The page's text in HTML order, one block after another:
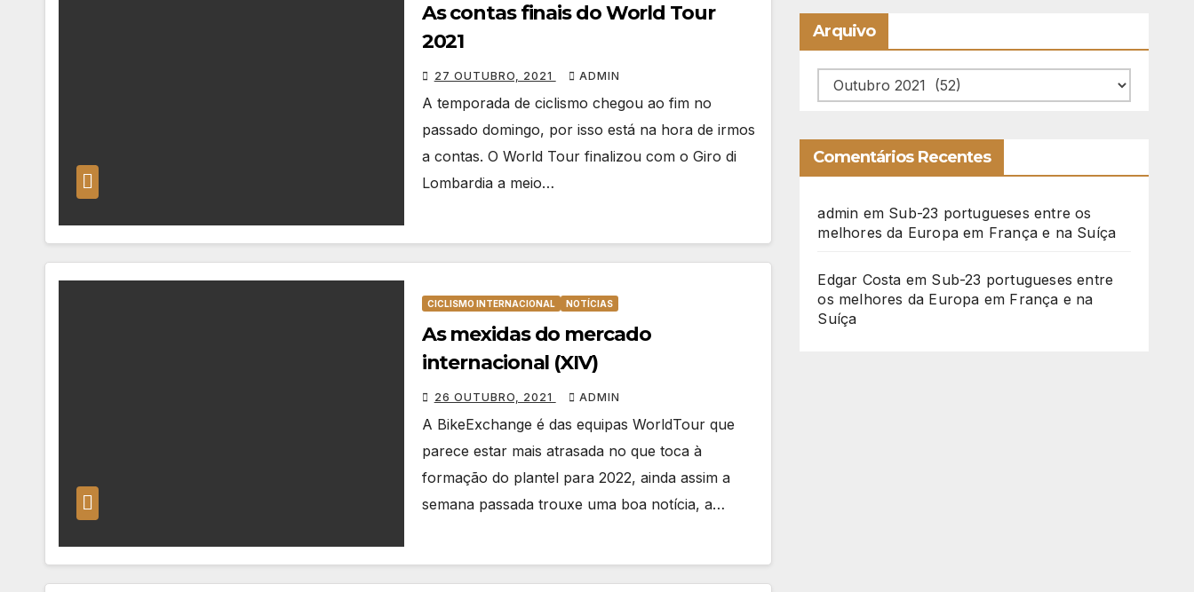
As contas finais do World Tour
2021
27 OUTUBRO, 2021 ADMIN
A temporada de ciclismo chegou ao fim no
passado domingo, por isso está na hora de irmos
a contas. O World Tour finalizou com o Giro di
Lombardia a meio…
CICLISMO INTERNACIONAL NOTÍCIAS
As mexidas do mercado
internacional (XIV)
26 OUTUBRO, 2021 ADMIN
A BikeExchange é das equipas WorldTour que
parece estar mais atrasada no que toca à
formação do plantel para 2022, ainda assim a
semana passada trouxe uma boa notícia, a…
Arquivo
Arquivo
Comentários Recentes
admin em Sub-23 portugueses entre os
melhores da Europa em França e na Suíça
Edgar Costa em Sub-23 portugueses entre
os melhores da Europa em França e na
Suíça